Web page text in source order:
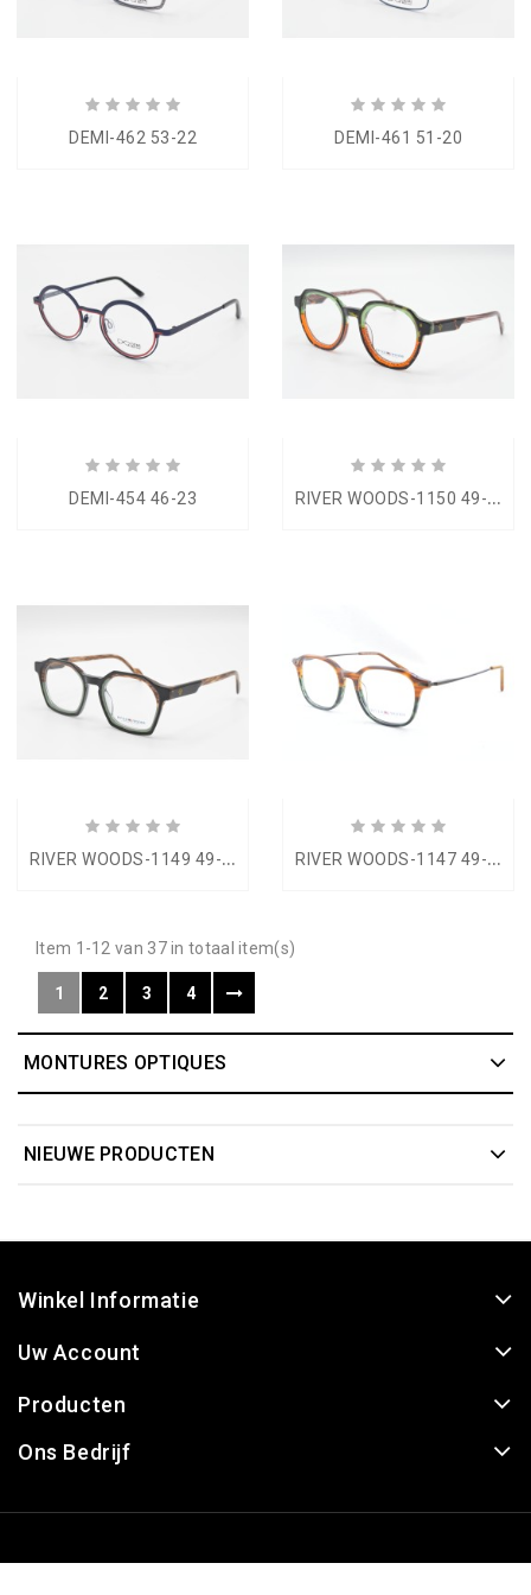
DEMI-462 53-22 DEMI-461 51-20
DEMI-454 46-23 R
IVER WOODS-1150 49-22
R
IVER WOODS-1149 49-21 R
IVER WOODS-1147 49-19
Item 1-12 van 37 in totaal item(s)
1 2 3 4
MONTURES OPTIQUES
NIEUWE PRODUCTEN
Winkel Informatie
Uw Account
Producten
Ons Bedrijf